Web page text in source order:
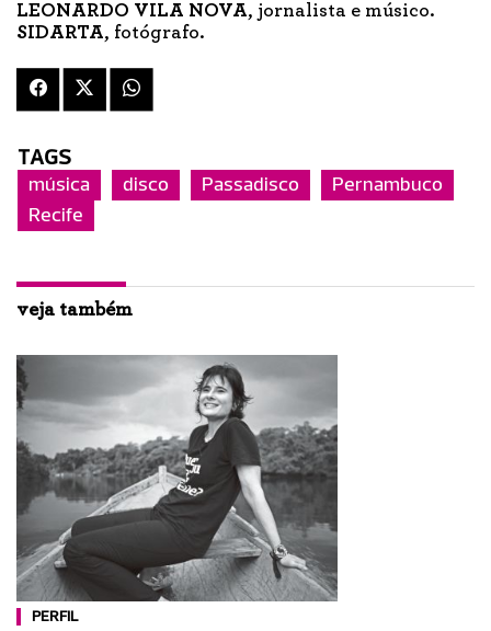
LEONARDO VILA NOVA, jornalista e músico.
SIDARTA, fotógrafo.
TAGS
música disco Passadisco
Pernambuco
Recife
veja também
PERFIL